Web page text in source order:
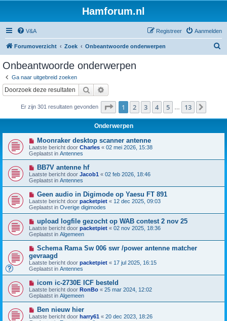
Hamforum.nl
V&A Aanmelden
Registreer
Forumoverzicht Zoek Onbeantwoorde onderwerpen
Onbeantwoorde onderwerpen
Ga naar uitgebreid zoeken
Zoek
Er zijn 301 resultaten gevonden Pagina van 13
1 2 3 4 5 13
Onderwerpen
N
i
e
u
w
b
e
r
i
c
h
t
Moonraker desktop scanner antenne
Laatste bericht door Charles « 02 mei 2026, 15:38
Geplaatst in Antennes
N
i
e
u
w
b
e
r
i
c
h
t
BB7V antenne hf
Laatste bericht door Jacob1 « 02 feb 2026, 18:46
Geplaatst in Antennes
N
i
e
u
b
e
r
i
c
h
t
Geen audio in Digimode op Yaesu FT 891
Laatste bericht door packetpiet « 12 dec 2025, 09:03
Geplaatst in Overige digimodes
N
i
e
u
w
b
e
r
i
c
h
upload logfile gezocht op WAB contest 2 nov 25
Laatste bericht door packetpiet « 02 nov 2025, 18:36
Geplaatst in Algemeen
N
e
u
w
b
e
r
i
c
h
Schema Rama Sw 006 swr /power antenne matcher
gevraagd
Laatste bericht door packetpiet « 17 jul 2025, 16:15
Geplaatst in Antennes
N
i
e
u
w
b
e
icom ic-2730E ICF besteld
Laatste bericht door RonBo « 25 mar 2024, 12:02
Geplaatst in Algemeen
N
i
Ben nieuw hier
Laatste bericht door harry61 « 20 dec 2023, 18:26